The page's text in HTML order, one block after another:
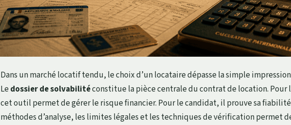
Dans un marché locatif tendu, le choix d’un locataire dépasse la simple
Ledossier de solvabilitéconstitue la pièce centrale du contrat de location.
cet outil permet de gérer le risque financier. Pour le candidat, il prouve sa
méthodes d’analyse, les limites légales et les techniques de vérification permet